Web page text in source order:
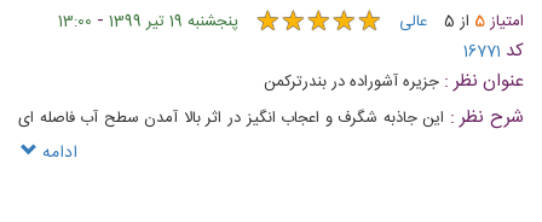
امتیاز5 از 5 عالی ★★★★★
★★★★★ پنجشنبه 19 تیر 1399 -
13:00
کد 16771
عنوان نظر : جزیره آشوراده در بندرترکمن
شرح نظر : این جاذبه شگرف و اعجاب انگیز در اثر بالا آمدن سطح آب فاصله ای
ادامه